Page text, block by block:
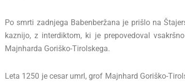
Po smrti zadnjega Babenberžana je prišlo na
kaznijo, z interdiktom, ki je prepovedoval
Majnharda Goriško-Tirolskega.
Leta 1250 je cesar umrl, grof Majnhard Goriško-